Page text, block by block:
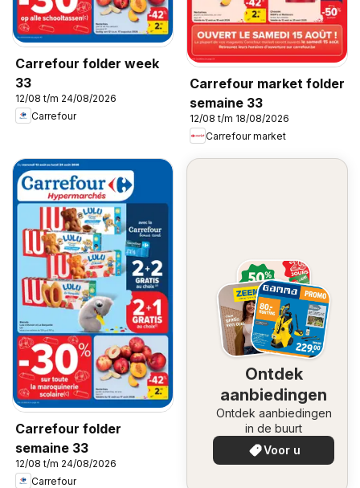
Carrefour folder week
33
12/08 t/m 24/08/2026
Carrefour
Carrefour market folder
semaine 33
12/08 t/m 18/08/2026
Carrefour market
Carrefour folder
semaine 33
12/08 t/m 24/08/2026
Carrefour
Ontdek
aanbiedingen
Ontdek aanbiedingen
in de buurt
Voor u